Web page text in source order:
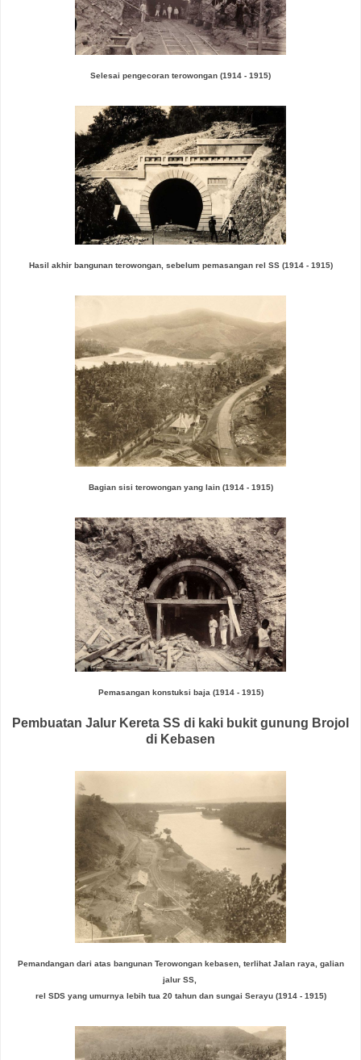
Selesai pengecoran terowongan (1914 - 1915)
Hasil akhir bangunan terowongan, sebelum pemasangan rel SS(1914 - 1915)
Bagian sisi terowongan yang lain (1914 - 1915)
Pemasangan konstuksi baja (1914 - 1915)
Pembuatan Jalur Kereta SS di kaki bukit gunung Brojol
di Kebasen
Pemandangan dari atas bangunan Terowongan kebasen, terlihat Jalan raya, galian
jalur SS,
rel SDS yang umurnya lebih tua 20 tahun dan sungai Serayu (1914 - 1915)